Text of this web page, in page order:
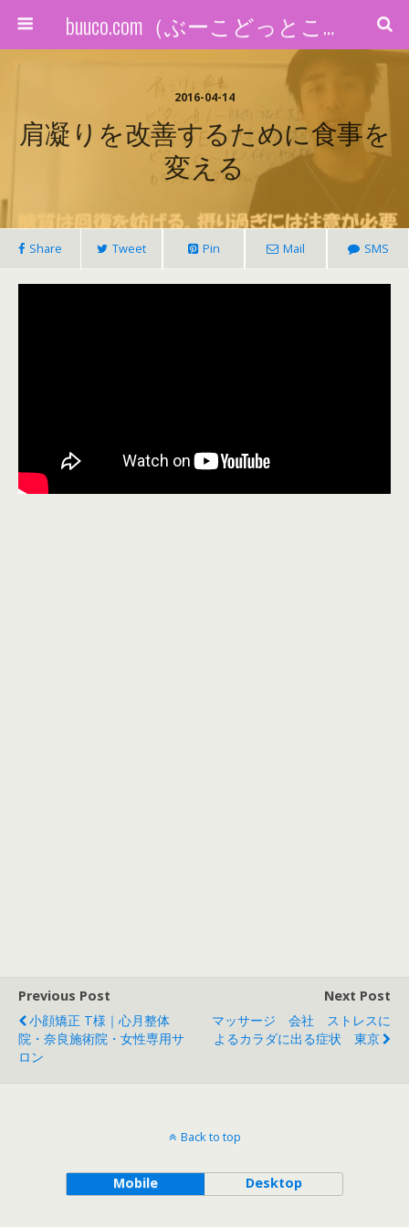
buuco.com（ぶーこどっとこむ）
2016-04-14
肩凝りを改善するために食事を
変える
Share Tweet Pin Mail SMS
Previous Post
小顔矯正 T様｜心月整体
院・奈良施術院・女性専用サ
ロン
Next Post
マッサージ 会社 ストレスに
よるカラダに出る症状 東京
Back to top
Mobile Desktop